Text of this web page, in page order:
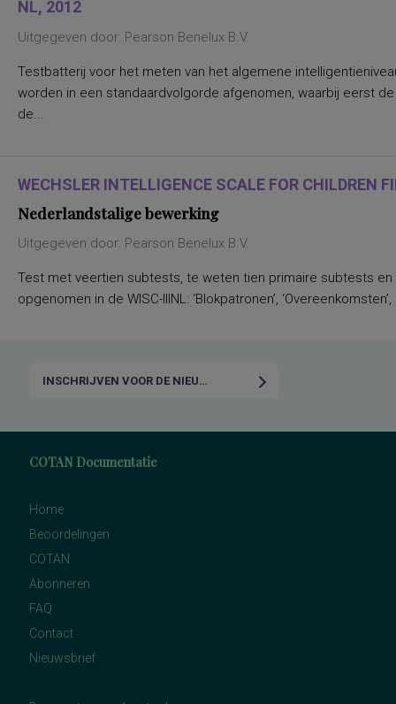
NL, 2012
Uitgegeven door: Pearson Benelux B.V.
Testbatterij voor het meten van het algemene
worden in een standaardvolgorde afgenomen, waarbij eerst
de...
WECHSLER INTELLIGENCE SCALE FOR CHILDREN
Nederlandstalige bewerking
Uitgegeven door: Pearson Benelux B.V.
Test met veertien subtests, te weten tien primaire subtests
opgenomen in de WISC-IIINL: ‘Blokpatronen’,
INSCHRIJVEN VOOR DE NIEUWSBRIEF
COTAN Documentatie
Home
Beoordelingen
COTAN
Abonneren
FAQ
Contact
Nieuwsbrief